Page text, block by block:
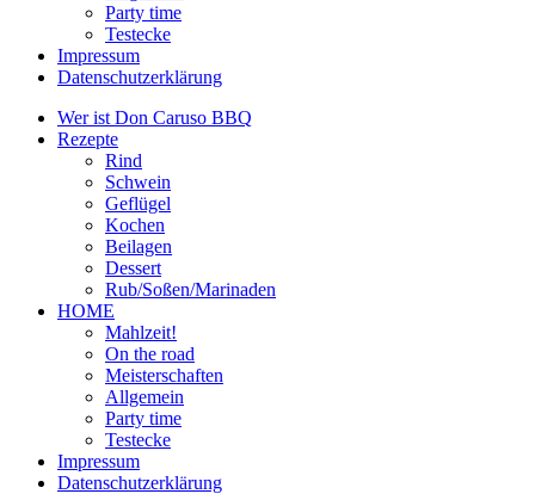
Party time
Testecke
Impressum
Datenschutzerklärung
Wer ist Don Caruso BBQ
Rezepte
Rind
Schwein
Geflügel
Kochen
Beilagen
Dessert
Rub/Soßen/Marinaden
HOME
Mahlzeit!
On the road
Meisterschaften
Allgemein
Party time
Testecke
Impressum
Datenschutzerklärung